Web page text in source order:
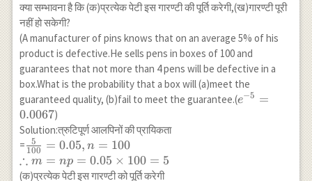
क्या सम्भावना है कि (क)प्रत्येक पेटी इस गारण्टी की पूर्ति करेगी,(ख)गारण्टी पूरी
नहीं हो सकेगी?
(A manufacturer of pins knows that on an average 5% of his
product is defective.He sells pens in boxes of 100 and
guarantees that not more than 4 pens will be defective in a
box.What is the probability that a box will (a)meet the
guaranteed quality, (b)fail to meet the guarantee.(e^{-
e−5 =
0.0067)
Solution:त्रुटिपूर्ण आलपिनों की प्रायिकता
=\frac{5}
{100}=0.05,
n=100 \\
100
5 = 0.05, n = 100
∴ m = np = 0.05 × 100 = 5
(क)प्रत्येक पेटी इस गारण्टी को पूर्ति करेगी